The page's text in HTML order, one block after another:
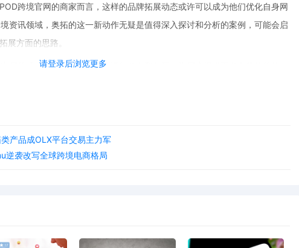
请登录后浏览更多
跨境官网的商家而言，这样的品牌拓展动态或许可以成为他们优化自身网
资讯领域，奥拓的这一新动作无疑是值得深入探讨和分析的案例，可能会启
展方面的思路。
居的成功经验作为一种资源进行整合和分享，为用户提供更多有价值的信
牌拓展，在POD跨境电商的生态中掀起了一股新的涟漪，值得行业内各方密
产品成OLX平台交易主力军
逆袭改写全球跨境电商格局